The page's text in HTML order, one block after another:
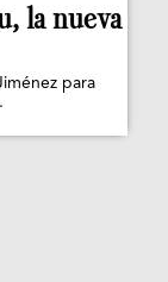
la nueva
para